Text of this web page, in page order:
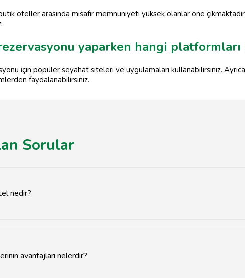
oteller arasında misafir memnuniyeti yüksek olanlar öne
yaparken hangi platformları
için popüler seyahat siteleri ve uygulamaları kullanabilirsiniz.
faydalanabilirsiniz.
Sorular
nedir?
avantajları nelerdir?